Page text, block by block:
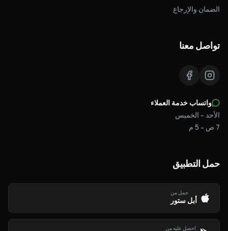
الضمان والإرجاع
تواصل معنا
واتساب خدمة العملاء
الأحد - الخميس
7 ص - 5 م
حمل التطبيق
حمل من
أبل ستور
احصل عليه من